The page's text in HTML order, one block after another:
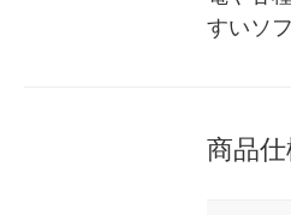
すいソ
商品